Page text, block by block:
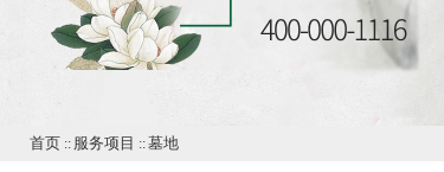
首页 :: 服务项目 ::墓地